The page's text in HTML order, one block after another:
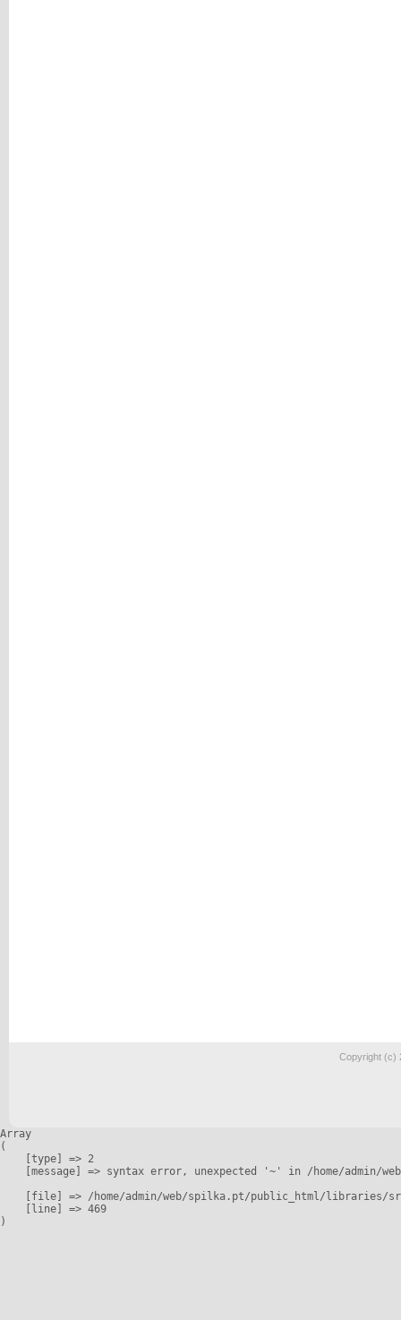
Copyright (c)
Array
(
    [type] => 2
[message] => syntax error, unexpected '~' in /home/admin/
[file] => /home/admin/web/spilka.pt/public_html/libraries/
    [line] => 469